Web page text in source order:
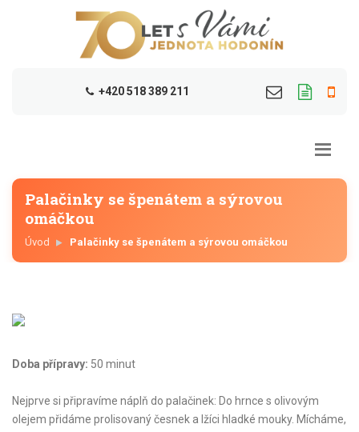
+420 518 389 211
Palačinky se špenátem a sýrovou
omáčkou
Úvod Palačinky se špenátem a sýrovou omáčkou
Doba přípravy: 50 minut
Nejprve si připravíme náplň do palačinek: Do hrnce s olivovým
olejem přidáme prolisovaný česnek a lžíci hladké mouky. Mícháme,